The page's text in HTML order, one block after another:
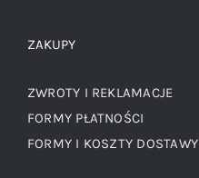
ZAKUPY
ZWROTY I REKLAMACJE
FORMY PŁATNOŚCI
FORMY I KOSZTY DOSTAWY